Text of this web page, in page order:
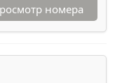
номера